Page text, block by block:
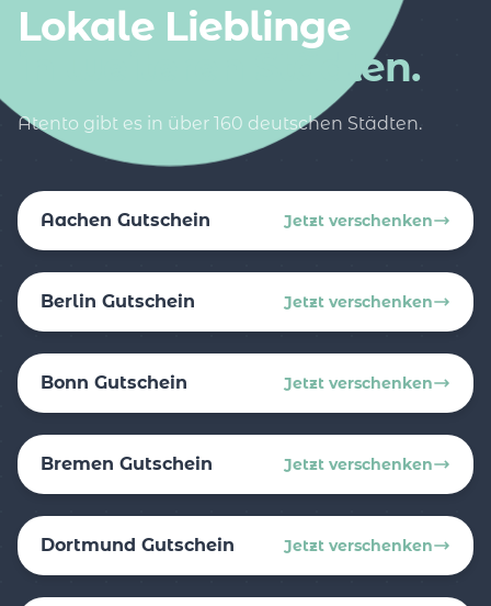
Lokale Lieblinge
in weiteren Städten.
Atento gibt es in über 160 deutschen Städten.
Aachen Gutschein Jetzt verschenken
Berlin Gutschein Jetzt verschenken
Bonn Gutschein Jetzt verschenken
Bremen Gutschein Jetzt verschenken
Dortmund Gutschein Jetzt verschenken